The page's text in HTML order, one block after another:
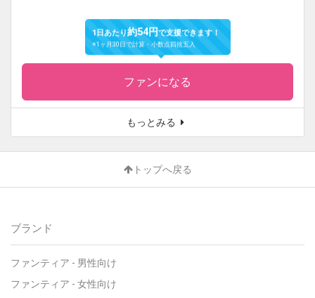
1日あたり約54円で支援できます！
※1ヶ月30日で計算・小数点四捨五入
ファンになる
もっとみる
トップへ戻る
ブランド
ファンティア - 男性向け
ファンティア - 女性向け